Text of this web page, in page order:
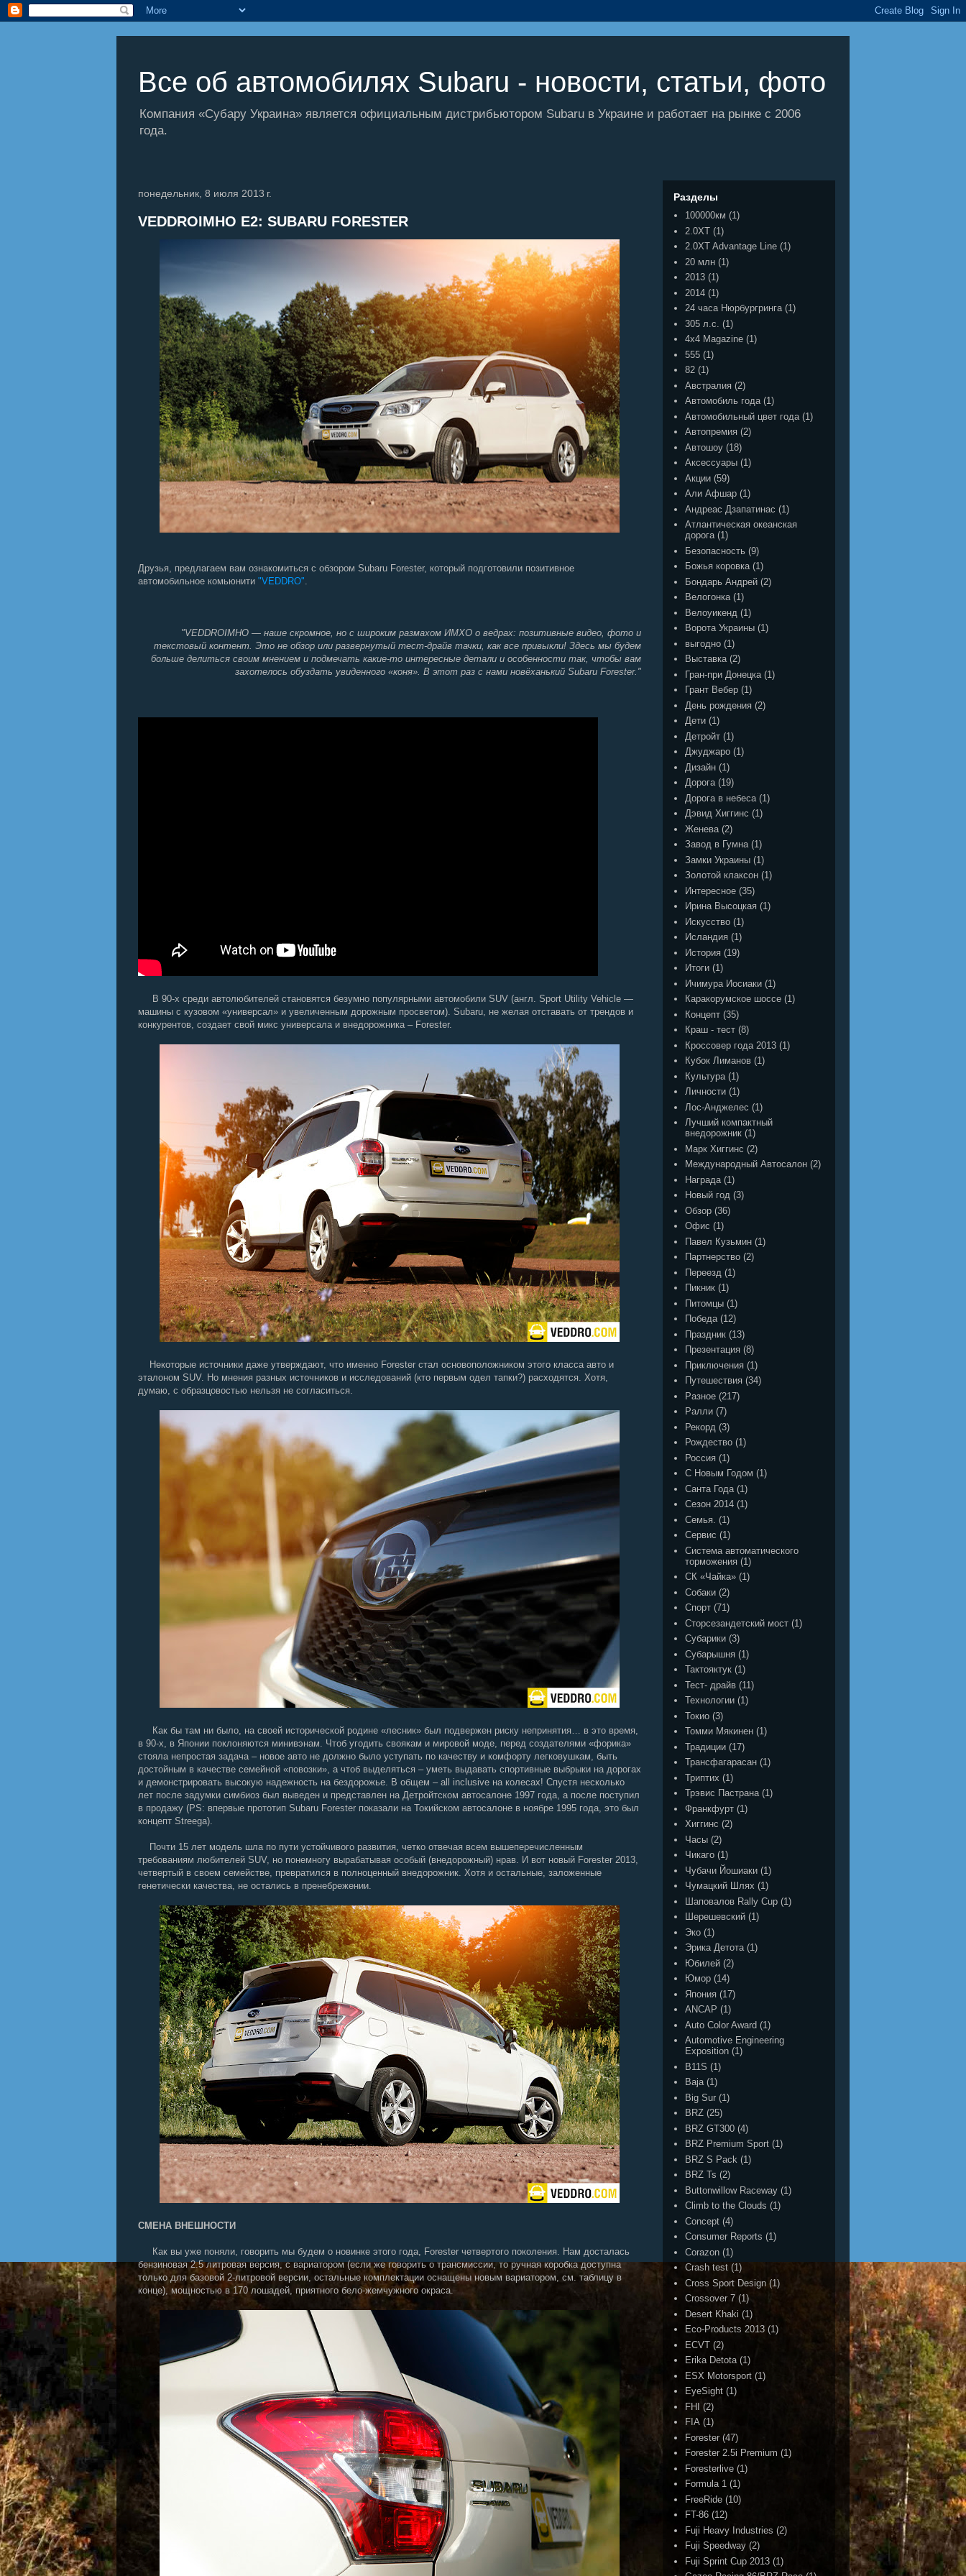
Все об автомобилях Subaru - новости, статьи, фото
Компания «Субару Украина» является официальным дистрибьютором Subaru в Украине и работает на рынке с 2006
года.
понедельник, 8 июля 2013 г.
VEDDROIMHО E2: SUBARU FORESTER
Друзья, предлагаем вам ознакомиться с обзором Subaru Forester, который подготовили позитивное
автомобильное комьюнити "VEDDRO".
"VEDDROIMHО — наше скромное, но с широким размахом ИМХО о ведрах: позитивные видео, фото и
текстовый контент. Это не обзор или развернутый тест-драйв тачки, как все привыкли! Здесь мы будем
больше делиться своим мнением и подмечать какие-то интересные детали и особенности так, чтобы вам
захотелось обуздать увиденного «коня». В этот раз с нами новёханький Subaru Forester."
В 90-х среди автолюбителей становятся безумно популярными автомобили SUV (англ. Sport Utility Vehicle —
машины с кузовом «универсал» и увеличенным дорожным просветом). Subaru, не желая отставать от трендов и
конкурентов, создает свой микс универсала и внедорожника – Forester.
Некоторые источники даже утверждают, что именно Forester стал основоположником этого класса авто и
эталоном SUV. Но мнения разных источников и исследований (кто первым одел тапки?) расходятся. Хотя,
думаю, с образцовостью нельзя не согласиться.
Как бы там ни было, на своей исторической родине «лесник» был подвержен риску непринятия… в это время,
в 90-х, в Японии поклоняются минивэнам. Чтоб угодить своякам и мировой моде, перед создателями «форика»
стояла непростая задача – новое авто не должно было уступать по качеству и комфорту легковушкам, быть
достойным в качестве семейной «повозки», а чтоб выделяться – уметь выдавать спортивные выбрыки на дорогах
и демонстрировать высокую надежность на бездорожье. В общем – all inclusive на колесах! Спустя несколько
лет после задумки симбиоз был выведен и представлен на Детройтском автосалоне 1997 года, а после поступил
в продажу (PS: впервые прототип Subaru Forester показали на Токийском автосалоне в ноябре 1995 года, это был
концепт Streega).
Почти 15 лет модель шла по пути устойчивого развития, четко отвечая всем вышеперечисленным
требованиям любителей SUV, но понемногу вырабатывая особый (внедорожный) нрав. И вот новый Forester 2013,
четвертый в своем семействе, превратился в полноценный внедорожник. Хотя и остальные, заложенные
генетически качества, не остались в пренебрежении.
СМЕНА ВНЕШНОСТИ
Как вы уже поняли, говорить мы будем о новинке этого года, Forester четвертого поколения. Нам досталась
бензиновая 2.5 литровая версия, с вариатором (если же говорить о трансмиссии, то ручная коробка доступна
только для базовой 2-литровой версии, остальные комплектации оснащены новым вариатором, см. таблицу в
конце), мощностью в 170 лошадей, приятного бело-жемчужного окраса.
Разделы
100000км (1)
2.0XT (1)
2.0XT Advantage Line (1)
20 млн (1)
2013 (1)
2014 (1)
24 часа Нюрбургринга (1)
305 л.с.
(1)
4x4 Magazine (1)
555 (1)
82 (1)
Австралия (2)
Автомобиль года (1)
Автомобильный цвет года (1)
Автопремия (2)
Автошоу (18)
Аксессуары (1)
Акции (59)
Али Афшар (1)
Андреас Дзапатинас (1)
Атлантическая океанская
дорога (1)
Безопасность (9)
Божья коровка (1)
Бондарь Андрей (2)
Велогонка (1)
Велоуикенд (1)
Ворота Украины (1)
выгодно (1)
Выставка (2)
Гран-при Донецка (1)
Грант Вебер (1)
День рождения (2)
Дети (1)
Детройт (1)
Джуджаро (1)
Дизайн (1)
Дорога (19)
Дорога в небеса (1)
Дэвид Хиггинс (1)
Женева (2)
Завод в Гумна (1)
Замки Украины (1)
Золотой клаксон (1)
Интересное (35)
Ирина Высоцкая (1)
Искусство (1)
Исландия (1)
История (19)
Итоги (1)
Ичимура Иосиаки (1)
Каракорумское шоссе (1)
Концепт (35)
Краш - тест (8)
Кроссовер года 2013 (1)
Кубок Лиманов (1)
Культура (1)
Личности (1)
Лос-Анджелес (1)
Лучший компактный
внедорожник (1)
Марк Хиггинс (2)
Международный Автосалон (2)
Награда (1)
Новый год (3)
Обзор (36)
Офис (1)
Павел Кузьмин (1)
Партнерство (2)
Переезд (1)
Пикник (1)
Питомцы (1)
Победа (12)
Праздник (13)
Презентация (8)
Приключения (1)
Путешествия (34)
Разное (217)
Ралли (7)
Рекорд (3)
Рождество (1)
Россия (1)
С Новым Годом (1)
Санта Года (1)
Сезон 2014 (1)
Семья. (1)
Сервис (1)
Система автоматического
торможения (1)
СК «Чайка» (1)
Собаки (2)
Спорт (71)
Сторсезандетский мост (1)
Субарики (3)
Субарышня (1)
Тактояктук (1)
Тест- драйв (11)
Технологии (1)
Токио (3)
Томми Мякинен (1)
Традиции (17)
Трансфагарасан (1)
Триптих (1)
Трэвис Пастрана (1)
Франкфурт (1)
Хиггинс (2)
Часы (2)
Чикаго (1)
Чубачи Йошиаки (1)
Чумацкий Шлях (1)
Шаповалов Rally Cup (1)
Шерешевский (1)
Эко (1)
Эрика Детота (1)
Юбилей (2)
Юмор (14)
Япония (17)
ANCAP (1)
Auto Color Award (1)
Automotive Engineering
Exposition (1)
B11S (1)
Baja (1)
Big Sur (1)
BRZ (25)
BRZ GT300 (4)
BRZ Premium Sport (1)
BRZ S Pack (1)
BRZ Ts (2)
Buttonwillow Raceway (1)
Climb to the Clouds (1)
Concept (4)
Consumer Reports (1)
Corazon (1)
Crash test (1)
Cross Sport Design (1)
Crossover 7 (1)
Desert Khaki (1)
Eco-Products 2013 (1)
ECVT (2)
Erika Detota (1)
ESX Motorsport (1)
EyeSight (1)
FHI
(2)
FIA (1)
Forester (47)
Forester 2.5i Premium (1)
Foresterlive (1)
Formula 1 (1)
FreeRide (10)
FT-86 (12)
Fuji Heavy Industries (2)
Fuji Speedway (2)
Fuji Sprint Cup 2013 (1)